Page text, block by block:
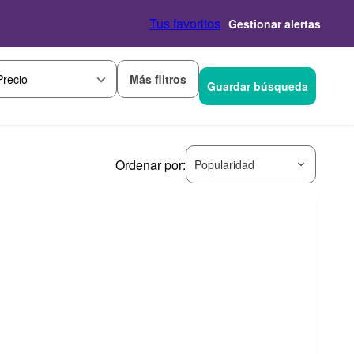
Tus favoritos Gestionar alertas
Más filtros Guardar búsqueda
Ordenar por: Popularidad